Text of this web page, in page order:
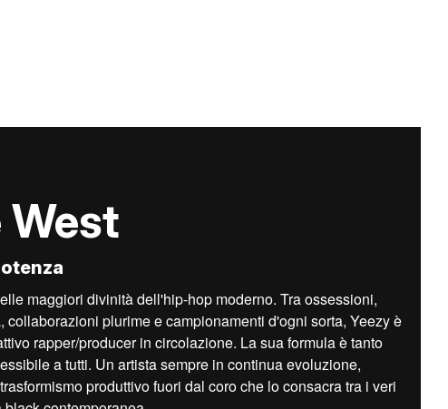
West
maggiori divinità dell'hip-hop moderno. Tra ossessioni,
collaborazioni plurime e campionamenti d'ogni sorta, Yeezy è
rapper/producer in circolazione. La sua formula è tanto
a tutti. Un artista sempre in continua evoluzione,
produttivo fuori dal coro che lo consacra tra i veri